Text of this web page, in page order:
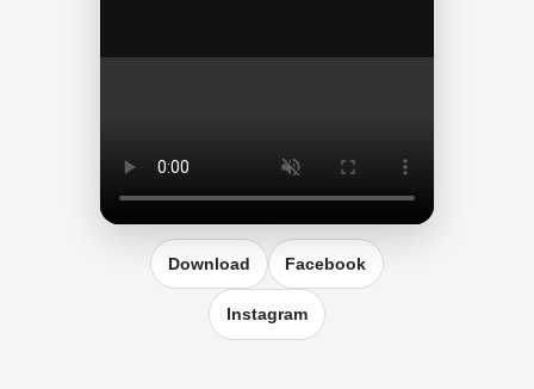
Reel vergrößern
Download Facebook
Instagram